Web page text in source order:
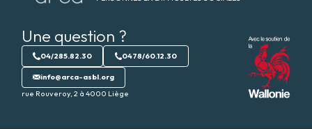
Une question ?
04/285.82.30 0478/60.12.30
info@arca-asbl.org
rue Rouveroy, 2 à 4000 Liège